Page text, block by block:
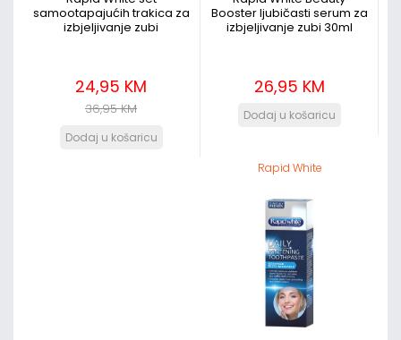
samootapajućih trakica za
izbjeljivanje zubi
24,95 KM
36,95 KM
Booster ljubičasti serum za
izbjeljivanje zubi 30ml
26,95 KM
Rapid White